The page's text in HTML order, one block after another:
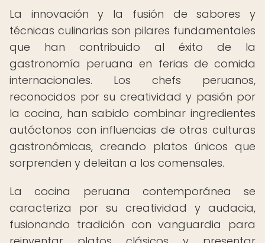
La innovación y la fusión de sabores y
técnicas culinarias son pilares fundamentales
que han contribuido al éxito de la
gastronomía peruana en ferias de comida
internacionales. Los chefs peruanos,
reconocidos por su creatividad y pasión por
la cocina, han sabido combinar ingredientes
autóctonos con influencias de otras culturas
gastronómicas, creando platos únicos que
sorprenden y deleitan a los comensales.
La cocina peruana contemporánea se
caracteriza por su creatividad y audacia,
fusionando tradición con vanguardia para